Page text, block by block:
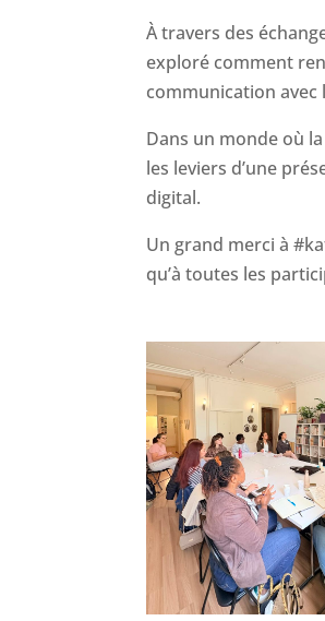
À travers des
exploré comment
communication avec
Dans un monde où
les leviers d’une
digital.
Un grand merci à
qu’à toutes les